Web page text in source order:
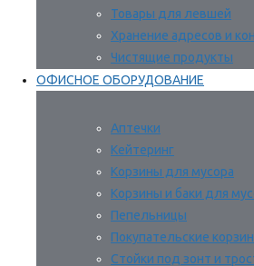
Товары для левшей
Хранение адресов и
Чистящие продукты
ОФИСНОЕ ОБОРУДОВАНИЕ
Аптечки
Кейтеринг
Корзины для мусора
Корзины и баки для
Пепельницы
Покупательские
Стойки под зонт и